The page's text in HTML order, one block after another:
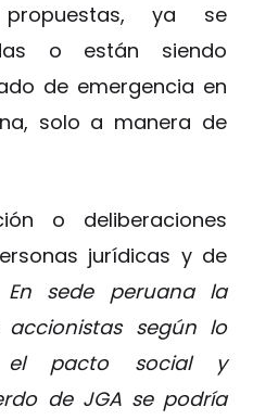
ya se
o están siendo
de emergencia en
solo a manera de
o deliberaciones
jurídicas y de
En sede peruana la
según lo
el pacto social y
de JGA se podría